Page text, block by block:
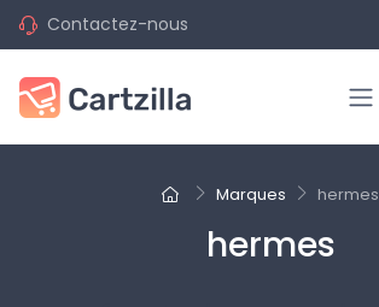
Contactez-nous
Marques hermes
hermes